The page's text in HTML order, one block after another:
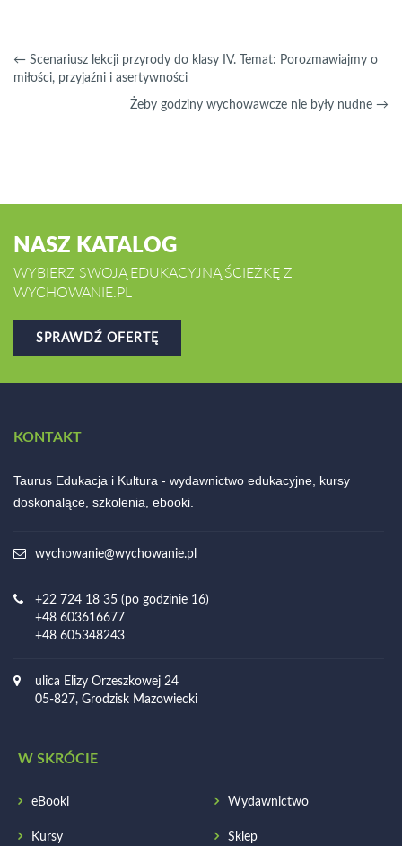
← Scenariusz lekcji przyrody do klasy IV. Temat: Porozmawiajmy o
miłości, przyjaźni i asertywności
Żeby godziny wychowawcze nie były nudne →
NASZ KATALOG
WYBIERZ SWOJĄ EDUKACYJNĄ ŚCIEŻKĘ Z
WYCHOWANIE.PL
SPRAWDŹ OFERTĘ
KONTAKT
Taurus Edukacja i Kultura - wydawnictwo edukacyjne, kursy
doskonalące, szkolenia, ebooki.
wychowanie@wychowanie.pl
+22 724 18 35 (po godzinie 16)
+48 603616677
+48 605348243
ulica Elizy Orzeszkowej 24
05-827, Grodzisk Mazowiecki
W SKRÓCIE
eBooki Wydawnictwo
Kursy Sklep